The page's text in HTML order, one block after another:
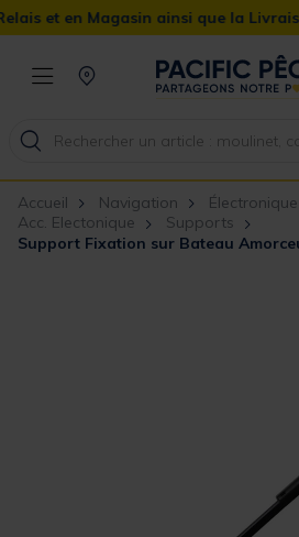
Magasin ainsi que la Livraison
Accueil Navigation
Électronique
Acc. Electonique
Supports
Support Fixation sur Bateau